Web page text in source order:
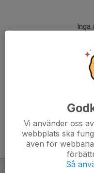
Inga
Vi använder oss
webbplats ska
även för
Så